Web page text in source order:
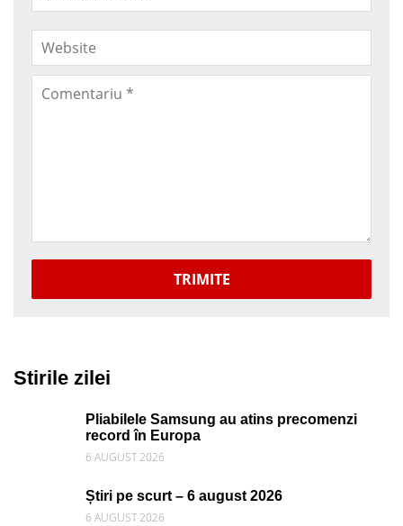
TRIMITE
Stirile zilei
Pliabilele Samsung au atins precomenzi
record în Europa
6 AUGUST 2026
Știri pe scurt – 6 august 2026
6 AUGUST 2026